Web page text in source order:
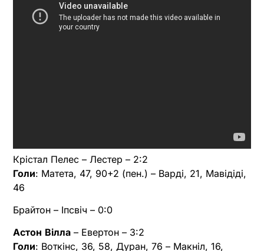
Крістал Пелес – Лестер – 2:2
Голи: Матета, 47, 90+2 (пен.) – Варді, 21, Мавідіді,
46
Брайтон – Іпсвіч – 0:0
Астон Вілла – Евертон – 3:2
Голи: Воткінс, 36, 58, Дуран, 76 – Макніл, 16,